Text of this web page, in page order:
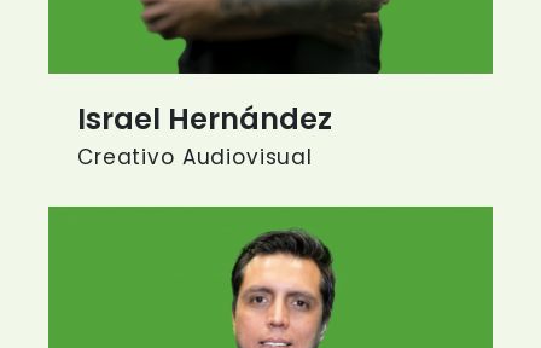
Israel Hernández
Creativo Audiovisual